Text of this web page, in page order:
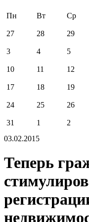
Пн Вт Ср
27 28 29
3 4 5
10 11 12
17 18 19
24 25 26
31 1 2
03.02.2015
Теперь